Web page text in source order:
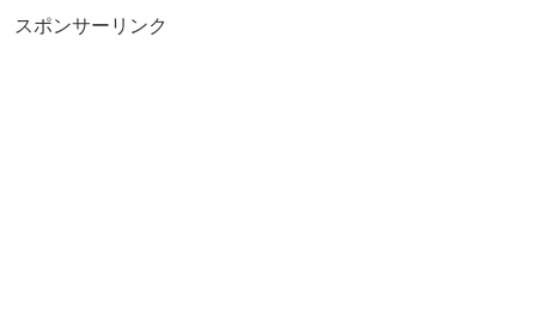
スポンサーリンク